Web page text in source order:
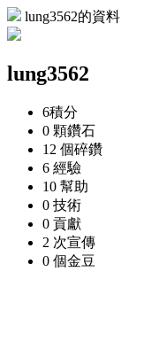
lung3562的資料
lung3562
6積分
0 顆鑽石
12 個碎鑽
6 經驗
10 幫助
0 技術
0 貢獻
2 次宣傳
0 個金豆